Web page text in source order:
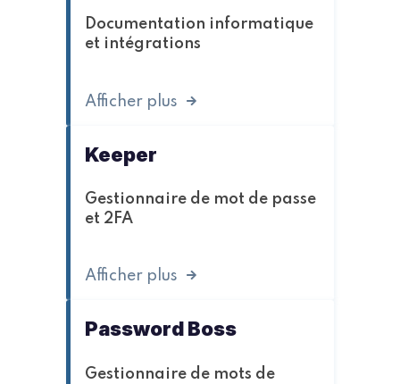
Documentation informatique
et intégrations
Afficher plus
Keeper
Gestionnaire de mot de passe
et 2FA
Afficher plus
Password Boss
Gestionnaire de mots de